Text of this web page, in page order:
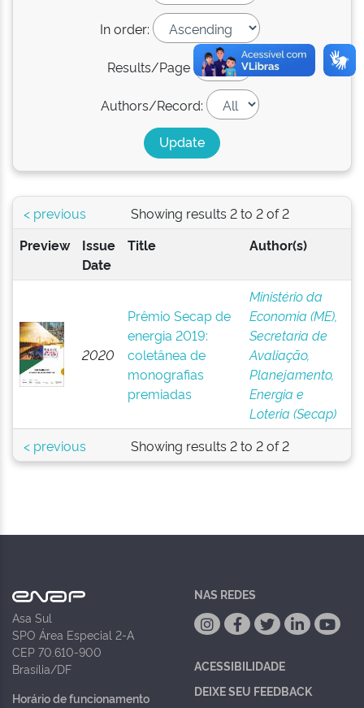
In order:
Results/Page
Authors/Record:
Showing results 2 to 2 of 2
< previous
Preview
Issue
Date
Title Author(s)
2020
Prêmio Secap de
energia 2019:
coletânea de
monografias
premiadas
Ministério da
Economia (ME),
Secretaria de
Avaliação,
Planejamento,
Energia e
Loteria (Secap)
Showing results 2 to 2 of 2
< previous
Asa Sul
SPO Área Especial 2-A
CEP 70.610-900
Brasília/DF
Horário de funcionamento
NAS REDES
ACESSIBILIDADE
DEIXE SEU FEEDBACK